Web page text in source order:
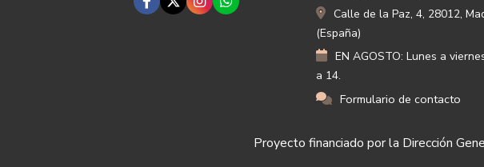
Calle de la Paz, 4, 28012,
(España)
EN AGOSTO: Lunes a
a 14.
Formulario de contacto
Proyecto financiado por la Dirección